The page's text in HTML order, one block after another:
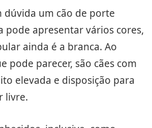
dúvida um cão de porte
pode apresentar vários cores,
ainda é a branca. Ao
pode parecer, são cães com
elevada e disposição para
livre.